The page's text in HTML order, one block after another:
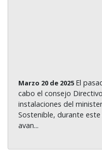
Marzo 20 de 2025 El
cabo el consejo
instalaciones del
Sostenible, durante
avan...